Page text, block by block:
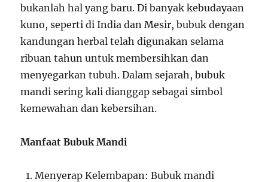
bukanlah hal yang baru. Di banyak kebudayaan
kuno, seperti di India dan Mesir, bubuk dengan
kandungan herbal telah digunakan selama
ribuan tahun untuk membersihkan dan
menyegarkan tubuh. Dalam sejarah, bubuk
mandi sering kali dianggap sebagai simbol
kemewahan dan kebersihan.
Manfaat Bubuk Mandi
Menyerap Kelembapan: Bubuk mandi